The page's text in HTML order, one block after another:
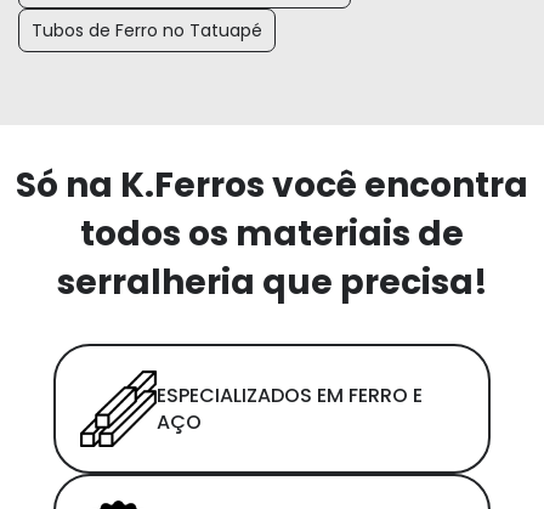
Tubos de Ferro no Tatuapé
Só na K.Ferros você encontra
todos os materiais de
serralheria que precisa!
ESPECIALIZADOS EM FERRO E
AÇO